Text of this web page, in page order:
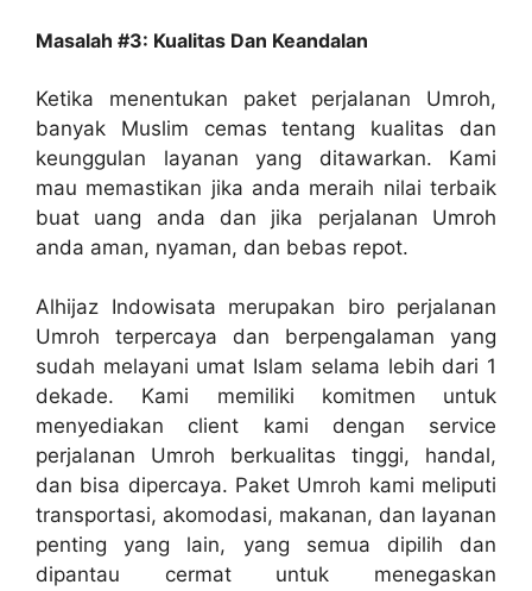
Masalah #3: Kualitas Dan Keandalan
Ketika menentukan paket perjalanan Umroh,
banyak Muslim cemas tentang kualitas dan
keunggulan layanan yang ditawarkan. Kami
mau memastikan jika anda meraih nilai terbaik
buat uang anda dan jika perjalanan Umroh
anda aman, nyaman, dan bebas repot.
Alhijaz Indowisata merupakan biro perjalanan
Umroh terpercaya dan berpengalaman yang
sudah melayani umat Islam selama lebih dari 1
dekade. Kami memiliki komitmen untuk
menyediakan client kami dengan service
perjalanan Umroh berkualitas tinggi, handal,
dan bisa dipercaya. Paket Umroh kami meliputi
transportasi, akomodasi, makanan, dan layanan
penting yang lain, yang semua dipilih dan
dipantau cermat untuk menegaskan